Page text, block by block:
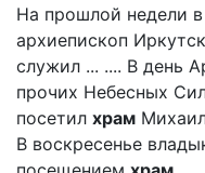
На прошлой недели в
архиепископ
служил ... .... В день
прочих Небесных
посетил храм
В воскресенье